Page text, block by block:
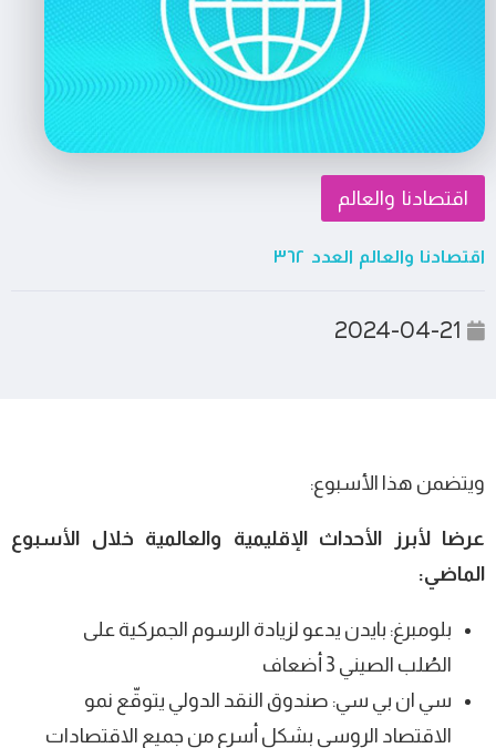
اقتصادنا والعالم
اقتصادنا والعالم العدد ٣٦٢
ويتضمن هذا الأسبوع:
عرضا لأبرز الأحداث الإقليمية والعالمية خلال الأسبوع
الماضي:
بلومبرغ: بايدن يدعو لزيادة الرسوم الجمركية على
الصُلب الصيني 3 أضعاف
سي ان بي سي: صندوق النقد الدولي يتوقّع نمو
الاقتصاد الروسي بشكل أسرع من جميع الاقتصادات